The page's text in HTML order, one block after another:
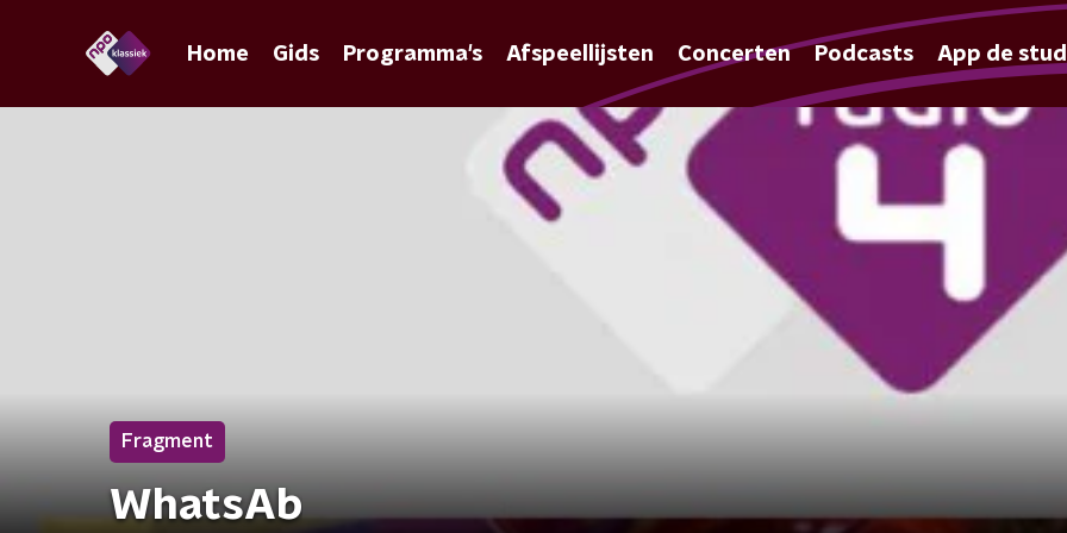
Home Gids Programma's Afspeellijsten Concerten Podcasts App de
Fragment
WhatsAb